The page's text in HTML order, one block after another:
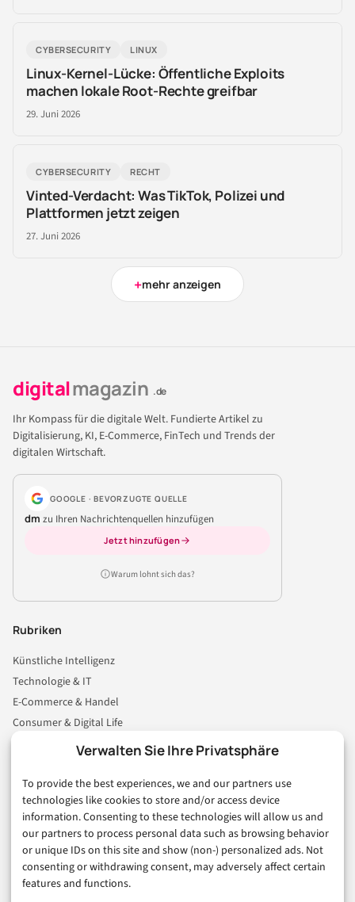
Verwalten Sie Ihre Privatsphäre
To provide the best experiences, we and our partners use
technologies like cookies to store and/or access device
information. Consenting to these technologies will allow us and
our partners to process personal data such as browsing behavior
or unique IDs on this site and show (non-) personalized ads. Not
consenting or withdrawing consent, may adversely affect certain
features and functions.
CYBERSECURITY LINUX
Linux-Kernel-Lücke: Öffentliche Exploits
machen lokale Root-Rechte greifbar
29. Juni 2026
CYBERSECURITY RECHT
Vinted-Verdacht: Was TikTok, Polizei und
Plattformen jetzt zeigen
27. Juni 2026
+mehr anzeigen
digitalmagazin .de
Ihr Kompass für die digitale Welt. Fundierte Artikel zu
Digitalisierung, KI, E-Commerce, FinTech und Trends der
digitalen Wirtschaft.
GOOGLE · BEVORZUGTE QUELLE
dm zu Ihren Nachrichtenquellen hinzufügen
Jetzt hinzufügen
Warum lohnt sich das?
Rubriken
Künstliche Intelligenz
Technologie & IT
E-Commerce & Handel
Consumer & Digital Life
Business & Karriere
Sicherheit & Recht
Digitalisierung
Marketing
Magazin